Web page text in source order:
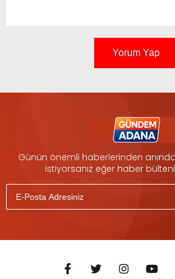
Yorum Yap
Günün önemli haberlerinden
istiyorsanız eğer haber